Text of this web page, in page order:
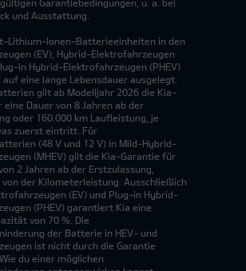
Garantiebedingungen, u. a. bei
und Ausstattung.
Lithium-Ionen-Batterieeinheiten in den
(EV), Hybrid-Elektrofahrzeugen
in Hybrid-Elektrofahrzeugen (PHEV)
auf eine lange Lebensdauer ausgelegt.
gilt ab Modelljahr 2026 die Kia-
eine Dauer von 8 Jahren ab der
oder 160.000 km Laufleistung, je
zuerst eintritt. Für
(48 V und 12 V) in Mild-Hybrid-
(MHEV) gilt die Kia-Garantie für
2 Jahren ab der Erstzulassung,
von der Kilometerleistung. Ausschließlich
(EV) und Plug-in Hybrid-
(PHEV) garantiert Kia eine
von 70 %. Die
der Batterie in HEV- und
ist nicht durch die Garantie
du einer möglichen